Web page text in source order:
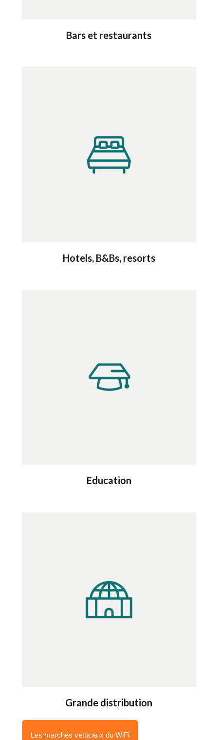
Bars et restaurants
Hotels, B&Bs, resorts
Education
Grande distribution
Les marchés verticaux du WiFi